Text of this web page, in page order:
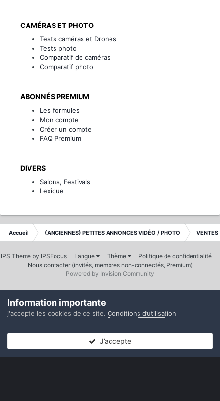
CAMÉRAS ET PHOTO
Tests caméras et Drones
Tests photo
Comparatif de caméras
Comparatif photo
ABONNÉS PREMIUM
Les formules
Mon compte
Créer un compte
FAQ Premium
DIVERS
Salons, Festivals
Lexique
Accueil (ANCIENNES) PETITES ANNONCES VIDÉO / PHOTO VENTES
IPS Theme by IPSFocus Langue Thème
Politique de confidentialité
Nous contacter (invités, membres non-connectés, Premium)
Powered by Invision Community
Information importante
j'accepte les cookies de ce site. Conditions d’utilisation
J’accepte